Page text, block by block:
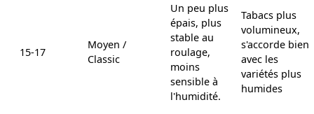
15-17
Moyen /
Classic
Un peu plus
épais, plus
stable au
roulage,
moins
sensible à
l'humidité.
Tabacs plus
volumineux,
s'accorde bien
avec les
variétés plus
humides